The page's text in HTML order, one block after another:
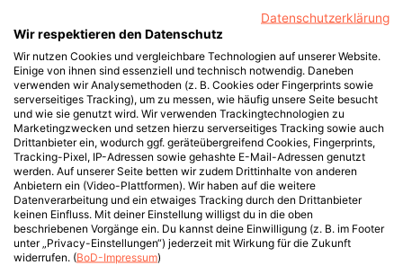
Datenschutzerklärung
Wir respektieren den Datenschutz
Wir nutzen Cookies und vergleichbare Technologien auf unserer Website.
Einige von ihnen sind essenziell und technisch notwendig. Daneben
verwenden wir Analysemethoden (z. B. Cookies oder Fingerprints sowie
serverseitiges Tracking), um zu messen, wie häufig unsere Seite besucht
und wie sie genutzt wird. Wir verwenden Trackingtechnologien zu
Marketingzwecken und setzen hierzu serverseitiges Tracking sowie auch
Drittanbieter ein, wodurch ggf. geräteübergreifend Cookies, Fingerprints,
Tracking-Pixel, IP-Adressen sowie gehashte E-Mail-Adressen genutzt
werden. Auf unserer Seite betten wir zudem Drittinhalte von anderen
Anbietern ein (Video-Plattformen). Wir haben auf die weitere
Datenverarbeitung und ein etwaiges Tracking durch den Drittanbieter
keinen Einfluss. Mit deiner Einstellung willigst du in die oben
beschriebenen Vorgänge ein. Du kannst deine Einwilligung (z. B. im Footer
unter „Privacy-Einstellungen“) jederzeit mit Wirkung für die Zukunft
widerrufen. (BoD-Impressum)